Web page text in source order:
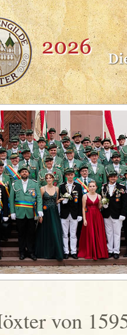
von